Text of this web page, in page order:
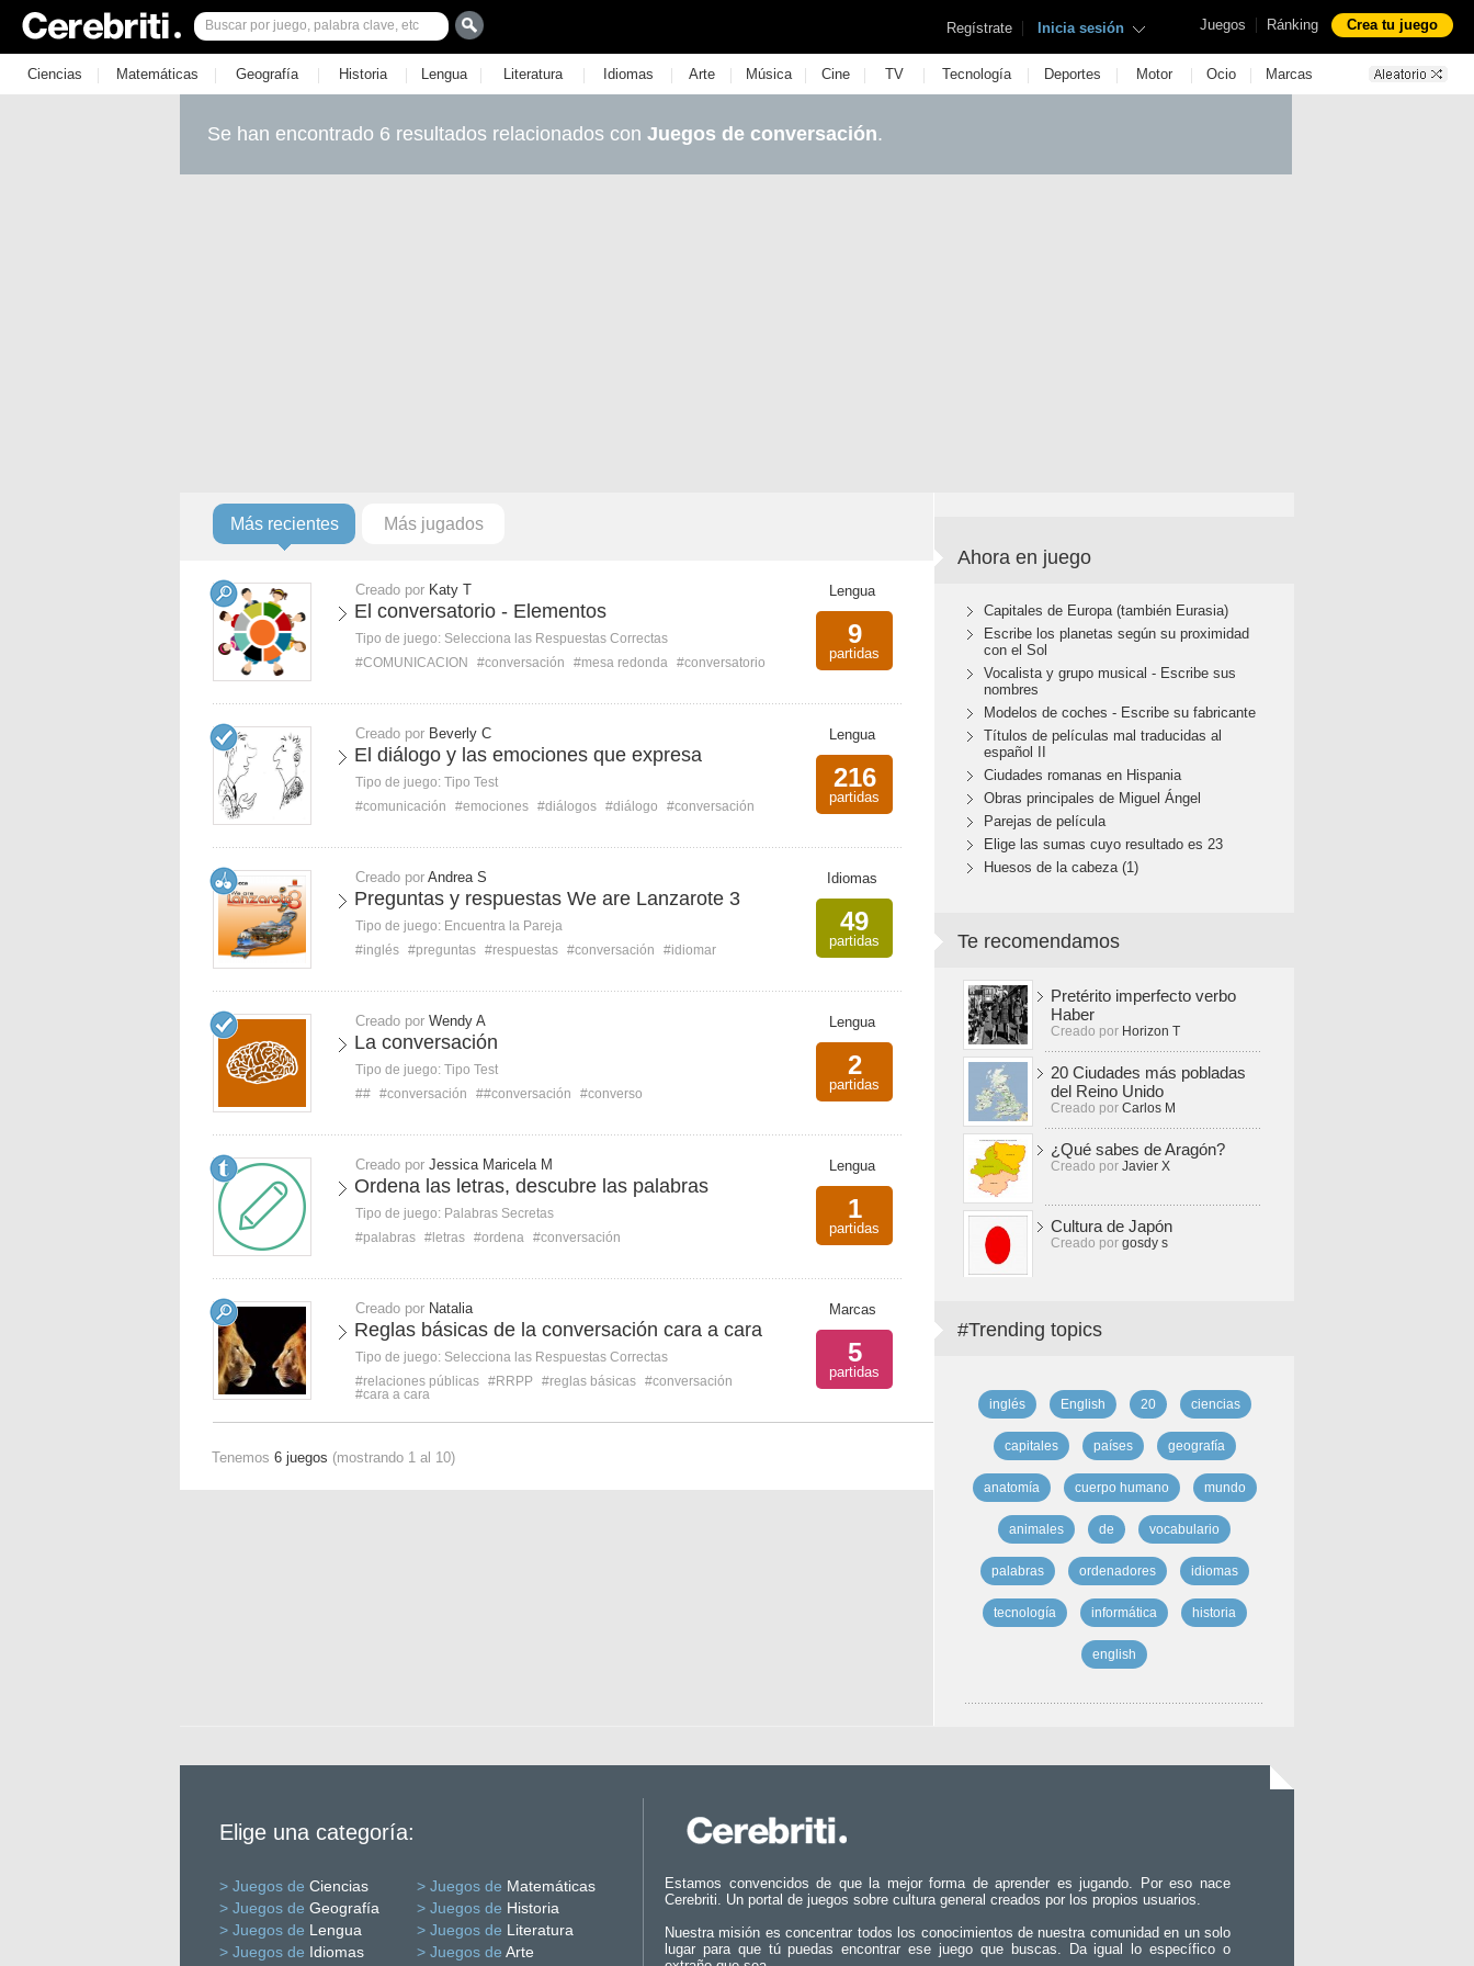
Juegos | Ránking Crea tu juego
Regístrate | Inicia sesión
Ciencias | Matemáticas | Geografía | Historia | Lengua | Literatura | Idiomas | Arte | Música | Cine | TV | Tecnología | Deportes | Motor | Ocio | Marcas
Se han encontrado 6 resultados relacionados con Juegos de conversación.
Más recientes Más jugados
Creado por Katy T
El conversatorio - Elementos
Tipo de juego: Selecciona las Respuestas Correctas
#COMUNICACION
#conversación #mesa redonda #conversatorio
Lengua
9
partidas
Creado por Beverly C
El diálogo y las emociones que expresa
Tipo de juego: Tipo Test
#comunicación
#emociones #diálogos #diálogo #conversación
Lengua
216
partidas
Creado por Andrea S
Preguntas y respuestas We are Lanzarote 3
Tipo de juego: Encuentra la Pareja
#inglés #preguntas #respuestas #conversación #idiomar
Idiomas
49
partidas
Creado por Wendy A
La conversación
Tipo de juego: Tipo Test
## #conversación ##conversación #converso
Lengua
2
partidas
Creado por Jessica Maricela M
Ordena las letras, descubre las palabras
Tipo de juego: Palabras Secretas
#palabras #letras #ordena #conversación
Lengua
1
partidas
Creado por Natalia
Reglas básicas de la conversación cara a cara
Tipo de juego: Selecciona las Respuestas Correctas
#relaciones públicas #RRPP #reglas básicas #conversación
#cara a cara
Marcas
5
partidas
Tenemos 6 juegos (mostrando 1 al 10)
Ahora en juego
Capitales de Europa (también Eurasia)
Escribe los planetas según su proximidad
con el Sol
Vocalista y grupo musical - Escribe sus
nombres
Modelos de coches - Escribe su fabricante
Títulos de películas mal traducidas al
español II
Ciudades romanas en Hispania
Obras principales de Miguel Ángel
Parejas de película
Elige las sumas cuyo resultado es 23
Huesos de la cabeza (1)
Te recomendamos
Pretérito imperfecto verbo
Haber
Creado por Horizon T
20 Ciudades más pobladas
del Reino Unido
Creado por Carlos M
¿Qué sabes de Aragón?
Creado por Javier X
Cultura de Japón
Creado por gosdy s
#Trending topics
inglés English 20 ciencias
capitales países geografía
anatomía cuerpo humano mundo
animales de vocabulario
palabras ordenadores idiomas
tecnología informática historia
english
Elige una categoría:
> Juegos de Ciencias > Juegos de Matemáticas
> Juegos de Geografía > Juegos de Historia
> Juegos de Lengua > Juegos de Literatura
> Juegos de Idiomas > Juegos de Arte
Estamos convencidos de que la mejor forma de aprender es jugando. Por eso nace
Cerebriti. Un portal de juegos sobre cultura general creados por los propios usuarios.
Nuestra misión es concentrar todos los conocimientos de nuestra comunidad en un solo
lugar para que tú puedas encontrar ese juego que buscas. Da igual lo específico o